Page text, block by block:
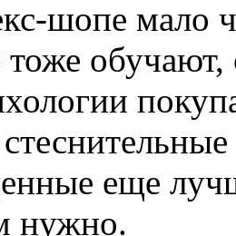
шопе мало
еще
нужно.